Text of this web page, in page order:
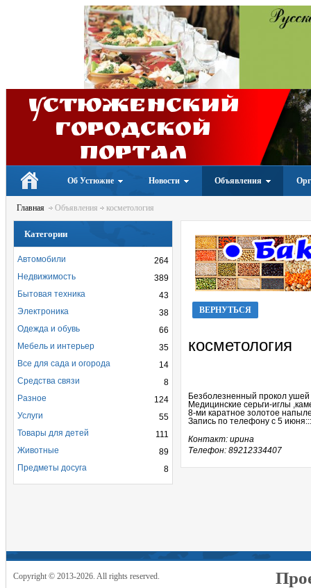
Устюженский
Городской
портал
Об Устюжне Новости Объявления
Главная Объявления косметология
ВЕРНУТЬСЯ
косметология
Безболезненный прокол
Медицинские серьги-иглы
8-ми каратное золотое
Запись по телефону с 5
Контакт: ирина
Телефон: 89212334407
Категории
264
Автомобили
389
Недвижимость
43
Бытовая техника
38
Электроника
66
Одежда и обувь
35
Мебель и интерьер
14
Все для сада и огорода
8
Средства связи
124
Разное
55
Услуги
111
Товары для детей
89
Животные
8
Предметы досуга
Copyright © 2013-2026. All rights reserved.